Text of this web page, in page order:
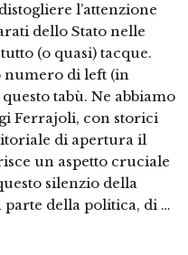
l’attenzione
dello Stato nelle
(o quasi) tacque.
numero di left (in
tabù. Ne abbiamo
Ferrajoli, con storici
di apertura il
un aspetto cruciale
silenzio della
parte della politica, di …